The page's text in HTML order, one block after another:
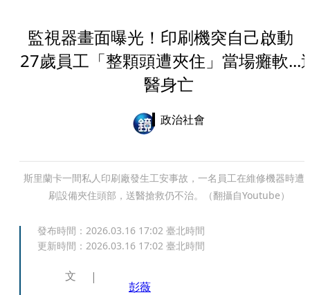
監視器畫面曝光！印刷機突自己啟動
27歲員工「整顆頭遭夾住」當場癱軟...
醫身亡
政治社會
斯里蘭卡一間私人印刷廠發生工安事故，一名員工在維修機器時遭
刷設備夾住頭部，送醫搶救仍不治。（翻攝自Youtube）
發布時間： 2026.03.16 17:02 臺北時間
更新時間： 2026.03.16 17:02 臺北時間
文
彭薇